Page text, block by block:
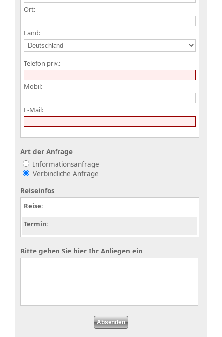
Ort:
Land:
Telefon priv.:
Mobil:
E-Mail:
Art der Anfrage
Informationsanfrage
Verbindliche Anfrage
Reiseinfos
Reise:
Termin:
Bitte geben Sie hier Ihr Anliegen ein